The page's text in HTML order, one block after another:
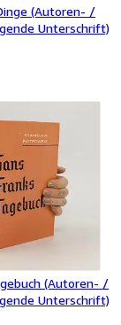
(Autoren- /
Unterschrift)
(Autoren- /
Unterschrift)